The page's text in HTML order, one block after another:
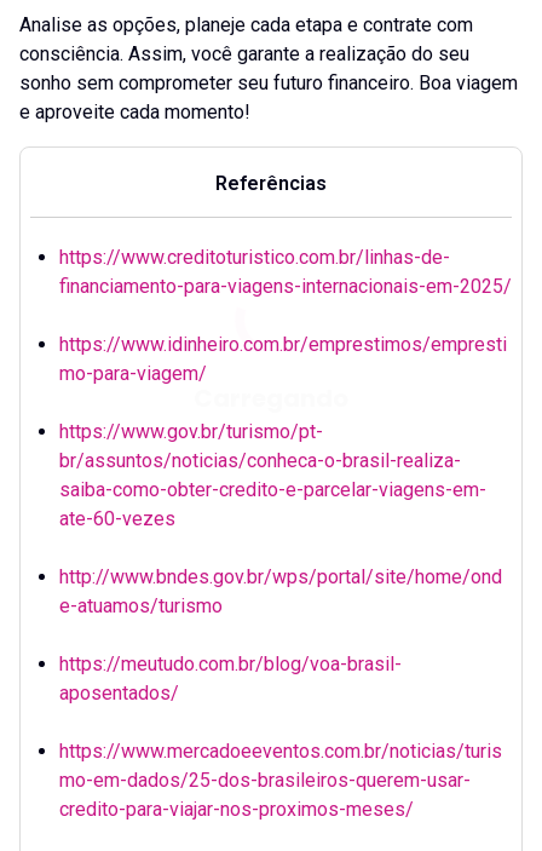
Analise as opções, planeje cada etapa e contrate com
consciência. Assim, você garante a realização do seu
sonho sem comprometer seu futuro financeiro. Boa viagem
e aproveite cada momento!
Referências
https://www.creditoturistico.com.br/linhas-de-
financiamento-para-viagens-internacionais-em-2025/
https://www.idinheiro.com.br/emprestimos/empresti
mo-para-viagem/
https://www.gov.br/turismo/pt-
br/assuntos/noticias/conheca-o-brasil-realiza-
saiba-como-obter-credito-e-parcelar-viagens-em-
ate-60-vezes
http://www.bndes.gov.br/wps/portal/site/home/ond
e-atuamos/turismo
https://meutudo.com.br/blog/voa-brasil-
aposentados/
https://www.mercadoeeventos.com.br/noticias/turis
mo-em-dados/25-dos-brasileiros-querem-usar-
credito-para-viajar-nos-proximos-meses/